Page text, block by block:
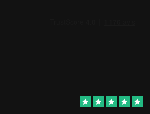
star star star star star